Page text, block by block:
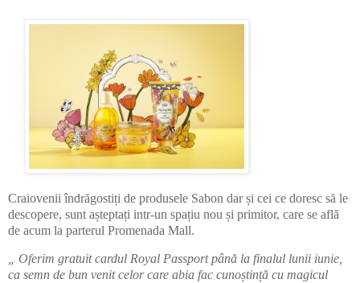
Craiovenii îndrăgostiți de produsele Sabon dar și cei ce doresc să le
descopere, sunt așteptați intr-un spațiu nou și primitor, care se află
de acum la parterul Promenada Mall.
„ Oferim gratuit cardul Royal Passport până la finalul lunii iunie,
ca semn de bun venit celor care abia fac cunoștință cu magicul